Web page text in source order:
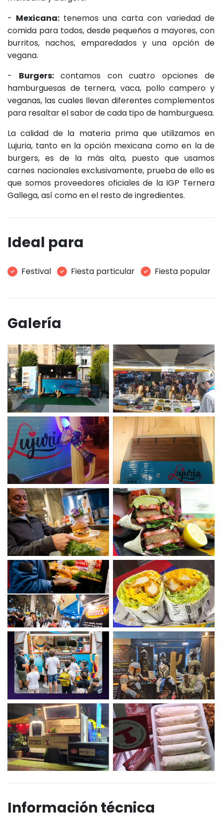
- Mexicana: tenemos una carta con variedad de
comida para todos, desde pequeños a mayores, con
burritos, nachos, emparedados y una opción de
vegana.
- Burgers: contamos con cuatro opciones de
hamburguesas de ternera, vaca, pollo campero y
veganas, las cuales llevan diferentes complementos
para resaltar el sabor de cada tipo de hamburguesa.
La calidad de la materia prima que utilizamos en
Lujuria, tanto en la opción mexicana como en la de
burgers, es de la más alta, puesto que usamos
carnes nacionales exclusivamente, prueba de ello es
que somos proveedores oficiales de la IGP Ternera
Gallega, así como en el resto de ingredientes.
Ideal para
Festival Fiesta particular Fiesta popular
Galería
Información técnica